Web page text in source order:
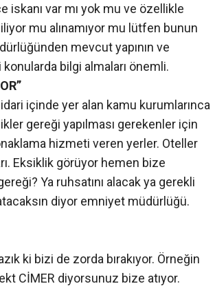
iskanı var mı yok mu ve özellikle
mu alınamıyor mu lütfen bunun
mevcut yapının ve
bilgi almaları önemli.
içinde yer alan kamu kurumlarınca
gereği yapılması gerekenler için
hizmeti veren yerler. Oteller
Eksiklik görüyor hemen bize
Ya ruhsatını alacak ya gerekli
diyor emniyet müdürlüğü.
ki bizi de zorda bırakıyor. Örneğin
CİMER diyorsunuz bize atıyor.